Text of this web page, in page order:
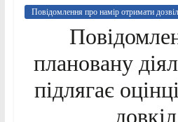
Повідомлення про намір отримати
плановану
підлягає